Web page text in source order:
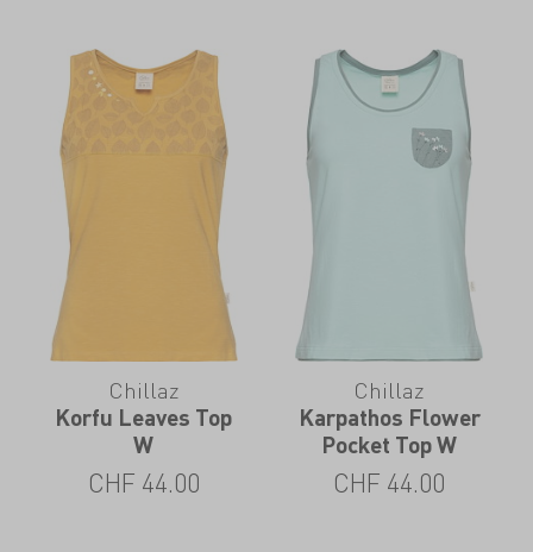
Chillaz
Korfu Leaves Top
W
CHF 44.00
Chillaz
Karpathos Flower
Pocket Top W
CHF 44.00